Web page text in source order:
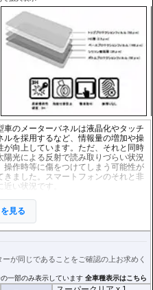
ました。
痛めることがありません。フィルム
車のメーターバネルは液晶化やタッチ
ルを採用するなど、情報量の増加や操
が向上しています。ただ、それと同時
陽光による反射で読み取りづらい状況
操作時等に傷をつけてしまう可能性が
きました。スマートフォンのそれと非
近い状況です。
メーターパネルプロテクションフィル
不要な傷や汚れからメーターパネルを
します。
り、それぞれ目的に合わせたものをご
パークリア :耐摩耗性が非常に高く、
性の高いフィルム。貼り付けてしまう
ーターになじみ、フィルムの存在がほ
見る
が同じであることをご確認の上お求めく
の一部のみ表示しています全車種表示はこちら